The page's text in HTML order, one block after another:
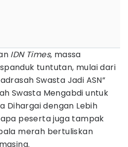
IDN Times, massa
tuntutan, mulai dari
Swasta Jadi ASN”
Swasta Mengabdi untuk
Dihargai dengan Lebih
peserta juga tampak
merah bertuliskan